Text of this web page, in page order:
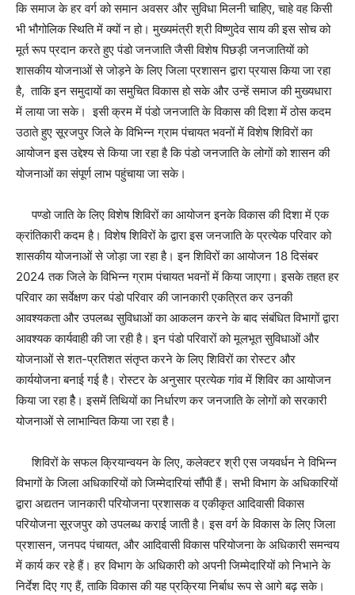
कि समाज के हर वर्ग को समान अवसर और सुविधा मिलनी चाहिए, चाहे वह किसी
भी भौगोलिक स्थिति में क्यों न हो। मुख्यमंत्री श्री विष्णुदेव साय की इस सोच को
मूर्त रूप प्रदान करते हुए पंडो जनजाति जैसी विशेष पिछड़ी जनजातियों को
शासकीय योजनाओं से जोड़ने के लिए जिला प्रशासन द्वारा प्रयास किया जा रहा
है, ताकि इन समुदायों का समुचित विकास हो सके और उन्हें समाज की मुख्यधारा
में लाया जा सके। इसी क्रम में पंडो जनजाति के विकास की दिशा में ठोस कदम
उठाते हुए सूरजपुर जिले के विभिन्न ग्राम पंचायत भवनों में विशेष शिविरों का
आयोजन इस उद्देश्य से किया जा रहा है कि पंडो जनजाति के लोगों को शासन की
योजनाओं का संपूर्ण लाभ पहुंचाया जा सके।
पण्डो जाति के लिए विशेष शिविरों का आयोजन इनके विकास की दिशा में एक
क्रांतिकारी कदम है। विशेष शिविरों के द्वारा इस जनजाति के प्रत्येक परिवार को
शासकीय योजनाओं से जोड़ा जा रहा है। इन शिविरों का आयोजन 18 दिसंबर
2024 तक जिले के विभिन्न ग्राम पंचायत भवनों में किया जाएगा। इसके तहत हर
परिवार का सर्वेक्षण कर पंडो परिवार की जानकारी एकत्रित कर उनकी
आवश्यकता और उपलब्ध सुविधाओं का आकलन करने के बाद संबंधित विभागों द्वारा
आवश्यक कार्यवाही की जा रही है। इन पंडो परिवारों को मूलभूत सुविधाओं और
योजनाओं से शत-प्रतिशत संतृप्त करने के लिए शिविरों का रोस्टर और
कार्ययोजना बनाई गई है। रोस्टर के अनुसार प्रत्येक गांव में शिविर का आयोजन
किया जा रहा हैै। इसमें तिथियों का निर्धारण कर जनजाति के लोगों को सरकारी
योजनाओं से लाभान्वित किया जा रहा है।
शिविरों के सफल क्रियान्वयन के लिए, कलेक्टर श्री एस जयवर्धन ने विभिन्न
विभागों के जिला अधिकारियों को जिम्मेदारियां सौंपी हैं। सभी विभाग के अधिकारियों
द्वारा अद्यतन जानकारी परियोजना प्रशासक व एकीकृत आदिवासी विकास
परियोजना सूरजपुर को उपलब्ध कराई जाती है। इस वर्ग के विकास के लिए जिला
प्रशासन, जनपद पंचायत, और आदिवासी विकास परियोजना के अधिकारी समन्वय
में कार्य कर रहे हैं। हर विभाग के अधिकारी को अपनी जिम्मेदारियों को निभाने के
निर्देश दिए गए हैं, ताकि विकास की यह प्रक्रिया निर्बाध रूप से आगे बढ़ सके।